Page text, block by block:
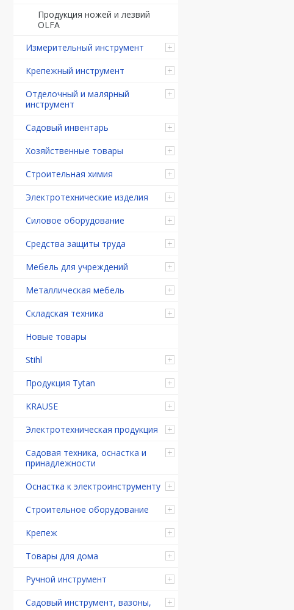
Продукция ножей и лезвий
OLFA
Измерительный инструмент
Крепежный инструмент
Отделочный и малярный
инструмент
Садовый инвентарь
Хозяйственные товары
Строительная химия
Электротехнические изделия
Силовое оборудование
Средства защиты труда
Мебель для учреждений
Металлическая мебель
Складская техника
Новые товары
Stihl
Продукция Tytan
KRAUSE
Электротехническая продукция
Садовая техника, оснастка и
принадлежности
Оснастка к электроинструменту
Строительное оборудование
Крепеж
Товары для дома
Ручной инструмент
Садовый инструмент, вазоны,